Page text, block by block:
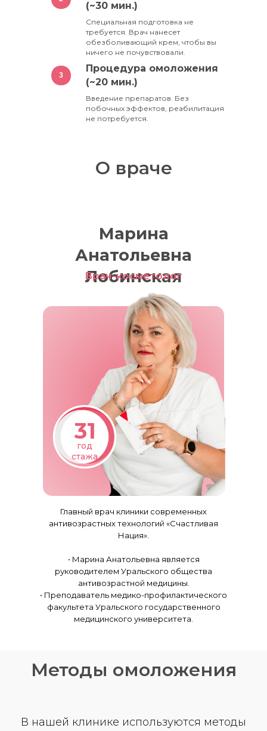
восторге от процедуры омоложения
интимной зоны. Очень рекомендую врача
Марину Анатольевну.
(~30 мин.)
Специальная подготовка не
требуется. Врач нанесет
обезболивающий крем, чтобы вы
ничего не почувствовали.
Процедура омоложения
(~20 мин.)
Введение препаратов. Без
побочных эффектов, реабилитация
не потребуется.
3
О враче
Марина
Анатольевна
Лобинская
Врач-косметолог
год
стажа
31
Главный врач клиники современных
антивозрастных технологий «Счастливая
Нация».
• Марина Анатольевна является
руководителем Уральского общества
антивозрастной медицины.
• Преподаватель медико-профилактического
факультета Уральского государственного
медицинского университета.
Методы омоложения
В нашей клинике используются методы